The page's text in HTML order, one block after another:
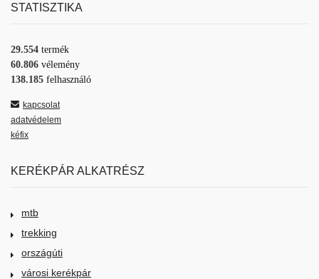
STATISZTIKA
29.554 termék
60.806 vélemény
138.185 felhasználó
kapcsolat
adatvédelem
kéfix
KERÉKPÁR ALKATRÉSZ
mtb
trekking
országúti
városi kerékpár